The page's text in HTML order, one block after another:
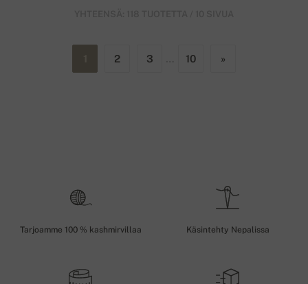
2 3 10 »
Tarjoamme 100 % kashmirvillaa Käsintehty Nepalissa